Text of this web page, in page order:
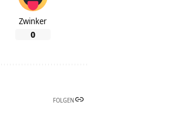
Zwinker
0
FOLGEN